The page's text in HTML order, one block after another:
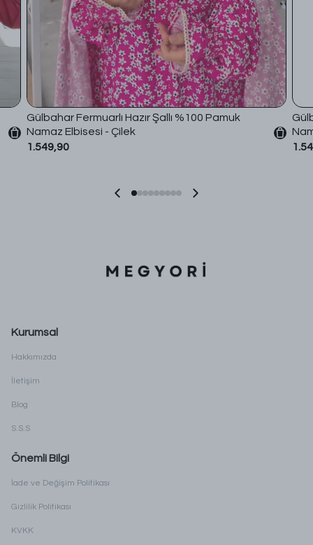
Gülbahar Fermuarlı Hazır Şallı %100 Pamuk
Namaz Elbisesi - Çilek
1.549,90
Kurumsal
Hakkımızda
İletişim
Blog
S.S.S
Önemli Bilgi
İade ve Değişim Politikası
Gizlilik Politikası
KVKK